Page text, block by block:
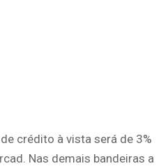
crédito à vista será de 3%
Nas demais bandeiras a